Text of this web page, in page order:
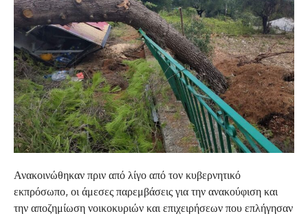
Ανακοινώθηκαν πριν από λίγο από τον κυβερνητικό
εκπρόσωπο, οι άμεσες παρεμβάσεις για την ανακούφιση και
την αποζημίωση νοικοκυριών και επιχειρήσεων που επλήγησαν